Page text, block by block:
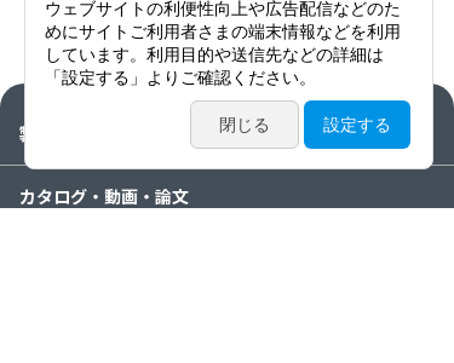
製品情報
カタログ・動画・論文